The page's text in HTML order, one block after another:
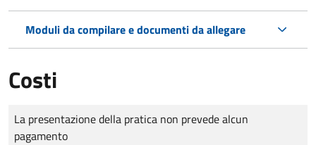
Moduli da compilare e documenti da allegare
Costi
Tipo di pagamento
Importo
La presentazione della pratica non prevede alcun
pagamento